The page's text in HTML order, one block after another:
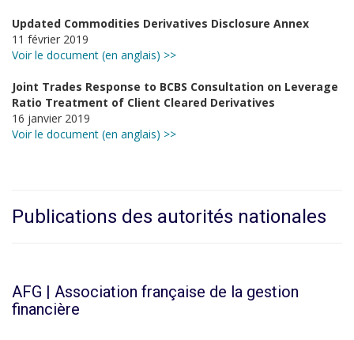
Updated Commodities Derivatives Disclosure Annex
11 février 2019
Voir le document (en anglais) >>
Joint Trades Response to BCBS Consultation on Leverage
Ratio Treatment of Client Cleared Derivatives
16 janvier 2019
Voir le document (en anglais) >>
Publications des autorités nationales
AFG | Association française de la gestion
financière